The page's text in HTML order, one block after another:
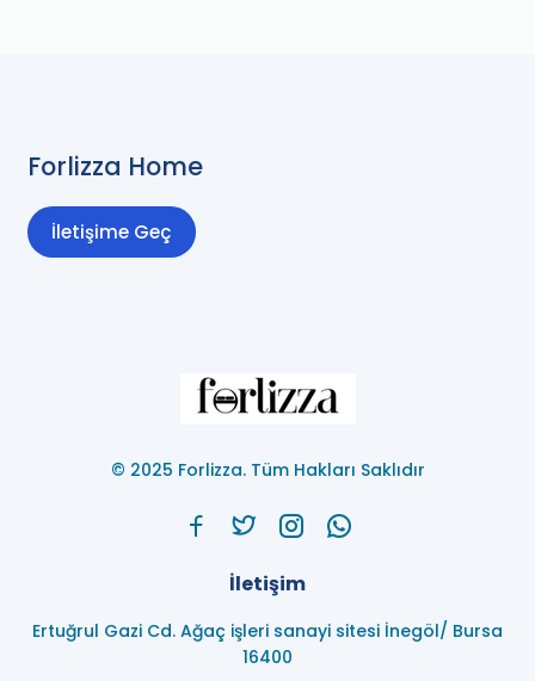
Forlizza Home
İletişime Geç
© 2025 Forlizza. Tüm Hakları Saklıdır
İletişim
Ertuğrul Gazi Cd. Ağaç işleri sanayi sitesi İnegöl/ Bursa
16400